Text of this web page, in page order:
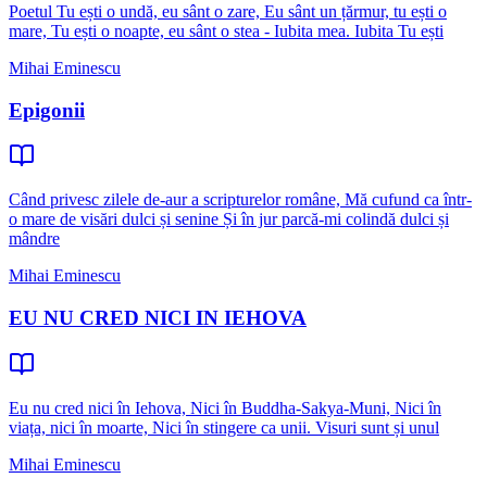
Poetul Tu ești o undă, eu sânt o zare, Eu sânt un țărmur, tu ești o
mare, Tu ești o noapte, eu sânt o stea - Iubita mea. Iubita Tu ești
Mihai Eminescu
Epigonii
Când privesc zilele de-aur a scripturelor române, Mă cufund ca într-
o mare de visări dulci și senine Și în jur parcă-mi colindă dulci și
mândre
Mihai Eminescu
EU NU CRED NICI IN IEHOVA
Eu nu cred nici în Iehova, Nici în Buddha-Sakya-Muni, Nici în
viața, nici în moarte, Nici în stingere ca unii. Visuri sunt și unul
Mihai Eminescu